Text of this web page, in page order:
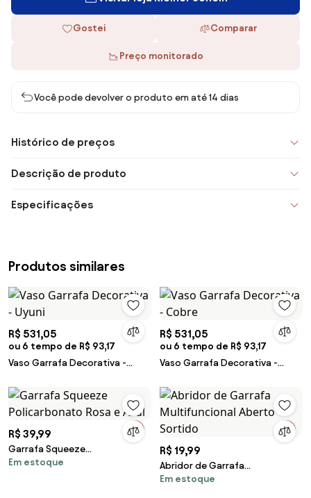
Gostei Comparar
Preço monitorado
Você pode devolver o produto em até 14 dias
Histórico de preços
Descrição de produto
Especificações
Produtos similares
R$ 531,05
ou 6 tempo de R$ 93,17
Vaso Garrafa Decorativa -
R$ 531,05
ou 6 tempo de R$ 93,17
Vaso Garrafa Decorativa -
R$ 39,99
Garrafa Squeeze
Policarbonato Rosa e Azul
Em estoque
R$ 19,99
Abridor de Garrafa
Multifuncional Aberto Sortido
Em estoque